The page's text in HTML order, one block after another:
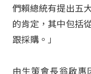
們賴總統有提出五
的肯定，其中包括
跟採購。」
由生策會長翁啟惠